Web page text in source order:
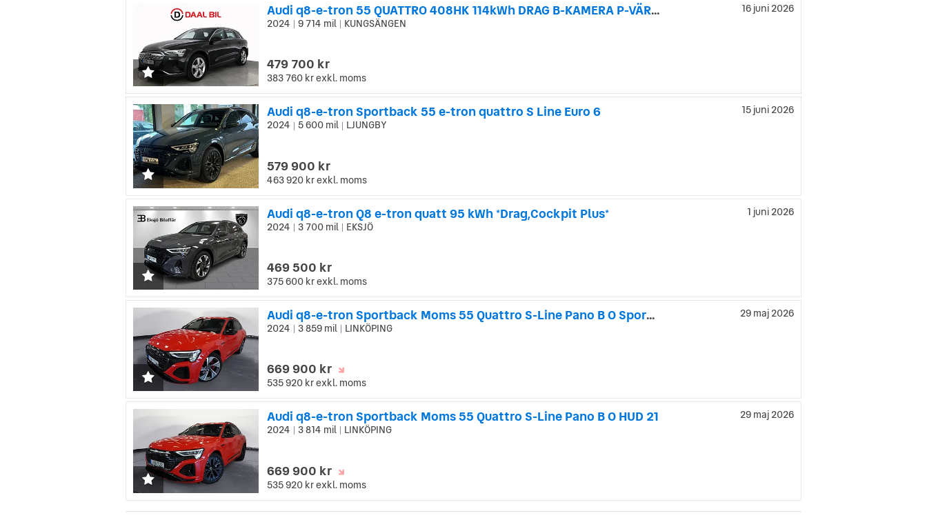
Audi q8-e-tron 55 QUATTRO 408HK 114kWh DRAG B-KAMERA P-VÄRM LÄDER NAV
2024 9 714 mil KUNGSÄNGEN
16 juni 2026
479 700 kr
383 760 krexkl. moms
Audi q8-e-tron Sportback 55 e-tron quattro S Line Euro 6
2024 5 600 mil LJUNGBY
15 juni 2026
579 900 kr
463 920 krexkl. moms
Audi q8-e-tron Q8 e-tron quatt 95 kWh *Drag,Cockpit Plus*
2024 3 700 mil EKSJÖ
1 juni 2026
469 500 kr
375 600 krexkl. moms
Audi q8-e-tron Sportback Moms 55 Quattro S-Line Pano B O Sportstol 22
2024 3 859 mil LINKÖPING
29 maj 2026
669 900 kr
535 920 krexkl. moms
Audi q8-e-tron Sportback Moms 55 Quattro S-Line Pano B O HUD 21
2024 3 814 mil LINKÖPING
29 maj 2026
669 900 kr
535 920 krexkl. moms